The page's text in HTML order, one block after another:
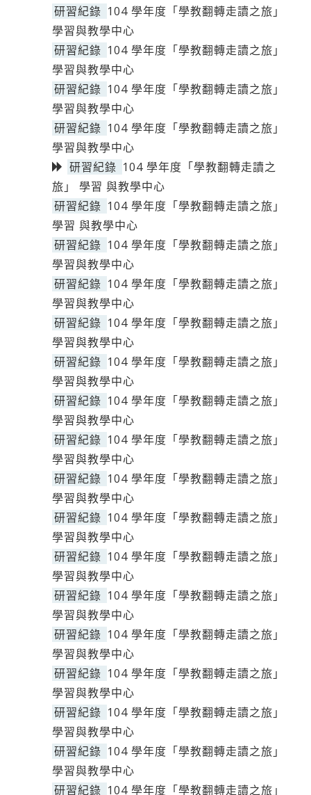
研習紀錄 104 學年度「學教翻轉走讀之旅」
學習與教學中心
研習紀錄 104 學年度「學教翻轉走讀之旅」
學習與教學中心
研習紀錄 104 學年度「學教翻轉走讀之旅」
學習與教學中心
研習紀錄 104 學年度「學教翻轉走讀之旅」
學習與教學中心
研習紀錄 104 學年度「學教翻轉走讀之
旅」 學習 與教學中心
研習紀錄 104 學年度「學教翻轉走讀之旅」
學習 與教學中心
研習紀錄 104 學年度「學教翻轉走讀之旅」
學習與教學中心
研習紀錄 104 學年度「學教翻轉走讀之旅」
學習與教學中心
研習紀錄 104 學年度「學教翻轉走讀之旅」
學習與教學中心
研習紀錄 104 學年度「學教翻轉走讀之旅」
學習與教學中心
研習紀錄 104 學年度「學教翻轉走讀之旅」
學習與教學中心
研習紀錄 104 學年度「學教翻轉走讀之旅」
學習與教學中心
研習紀錄 104 學年度「學教翻轉走讀之旅」
學習與教學中心
研習紀錄 104 學年度「學教翻轉走讀之旅」
學習與教學中心
研習紀錄 104 學年度「學教翻轉走讀之旅」
學習與教學中心
研習紀錄 104 學年度「學教翻轉走讀之旅」
學習與教學中心
研習紀錄 104 學年度「學教翻轉走讀之旅」
學習與教學中心
研習紀錄 104 學年度「學教翻轉走讀之旅」
學習與教學中心
研習紀錄 104 學年度「學教翻轉走讀之旅」
學習與教學中心
研習紀錄 104 學年度「學教翻轉走讀之旅」
學習與教學中心
研習紀錄 104 學年度「學教翻轉走讀之旅」